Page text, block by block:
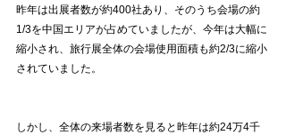
昨年は出展者数が約400社あり、そのうち会場の約
1/3を中国エリアが占めていましたが、今年は大幅に
縮小され、旅行展全体の会場使用面積も約2/3に縮小
されていました。
しかし、全体の来場者数を見ると昨年は約24万4千